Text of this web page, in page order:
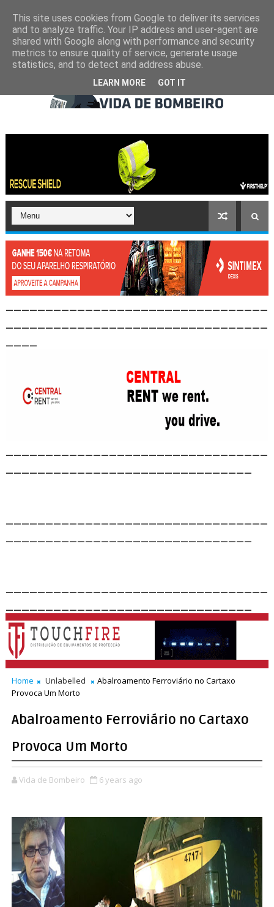
Home Unlabelled
Abalroamento Ferroviário no Cartaxo
Provoca Um Morto
Abalroamento Ferroviário no Cartaxo
Provoca Um Morto
Vida de Bombeiro 6 years ago
This site uses cookies from Google to deliver its services
and to analyze traffic. Your IP address and user-agent are
shared with Google along with performance and security
metrics to ensure quality of service, generate usage
statistics, and to detect and address abuse.
LEARN MORE GOT IT